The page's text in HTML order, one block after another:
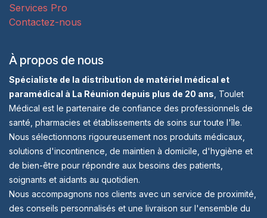
Services Pro
Contactez-nous
À propos de nous
Spécialiste de la distribution de matériel médical et
paramédical à La Réunion depuis plus de 20 ans , Toulet
Médical est le partenaire de confiance des professionnels de
santé, pharmacies et établissements de soins sur toute l'île.
Nous sélectionnons rigoureusement nos produits médicaux,
solutions d'incontinence, de maintien à domicile, d'hygiène et
de bien-être pour répondre aux besoins des patients,
soignants et aidants au quotidien.
Nous accompagnons nos clients avec un service de proximité,
des conseils personnalisés et une livraison sur l'ensemble du